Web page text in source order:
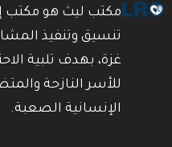
مكتب ليث هو مكتب
تنسيق وتنفيذ
غزة، بهدف تلبية
للأسر النازحة
الإنسانية الصعبة.